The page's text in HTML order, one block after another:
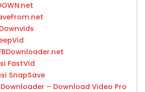
FastVid
SnapSave
Downloader – Download Video Pro